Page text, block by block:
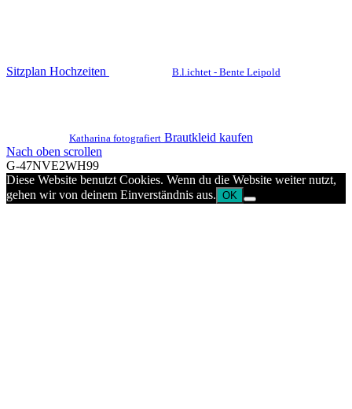
Sitzplan Hochzeiten B.l.ichtet - Bente Leipold
Katharina fotografiert Brautkleid kaufen
Nach oben scrollen
G-47NVE2WH99
Diese Website benutzt Cookies. Wenn du die Website weiter nutzt,
gehen wir von deinem Einverständnis aus. OK